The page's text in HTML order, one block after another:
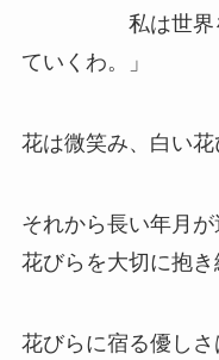
私は世界を巡
ていくわ。」
花は微笑み、白い花
それから長い年月
花びらを大切に抱き
花びらに宿る優し